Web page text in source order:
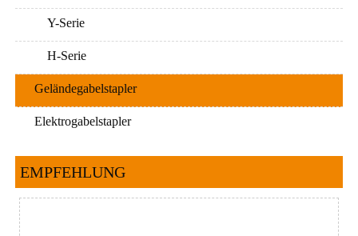
Y-Serie
H-Serie
Geländegabelstapler
Elektrogabelstapler
EMPFEHLUNG